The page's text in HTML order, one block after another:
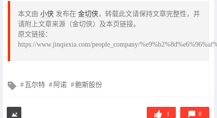
本文由 小侠 发布在 金切侠，转载此文请保持文章完整性，并
请附上文章来源（金切侠）及本页链接。
原文链接：
https://www.jinqiexia.com/people_company/
文
签
瓦尔特 阿诺 鲍斯股份
1 0